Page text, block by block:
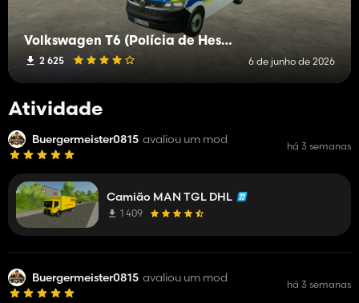
Volkswagen T6 (Polícia de Hesse)
2 625 6 de junho de 2026
Atividade
Buergermeister0815 avaliou um mod há 3 semanas
Camião MAN TGL DHL
1 409
Buergermeister0815 avaliou um mod há 3 semanas